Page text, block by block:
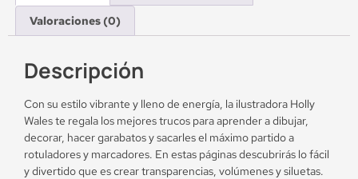
Valoraciones (0)
Descripción
Con su estilo vibrante y lleno de energía, la ilustradora Holly
Wales te regala los mejores trucos para aprender a dibujar,
decorar, hacer garabatos y sacarles el máximo partido a
rotuladores y marcadores. En estas páginas descubrirás lo fácil
y divertido que es crear transparencias, volúmenes y siluetas.